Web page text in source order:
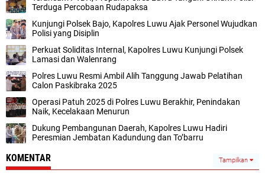
Terduga Percobaan Rudapaksa
Kunjungi Polsek Bajo, Kapolres Luwu Ajak Personel Wujudkan
Polisi yang Disiplin
Perkuat Soliditas Internal, Kapolres Luwu Kunjungi Polsek
Lamasi dan Walenrang
Polres Luwu Resmi Ambil Alih Tanggung Jawab Pelatihan
Calon Paskibraka 2025
Operasi Patuh 2025 di Polres Luwu Berakhir, Penindakan
Naik, Kecelakaan Menurun
Dukung Pembangunan Daerah, Kapolres Luwu Hadiri
Peresmian Jembatan Kadundung dan To’barru
KOMENTAR Tampilkan